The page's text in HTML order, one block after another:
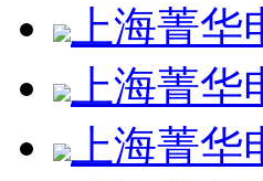
上海菁
上海菁
上海菁